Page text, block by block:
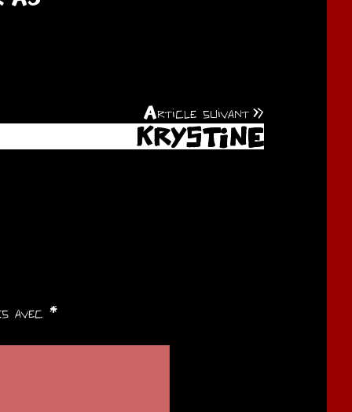
Article suivant
KRYSTINE
avec *